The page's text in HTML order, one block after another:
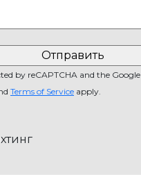
by reCAPTCHA and the Google
Terms of Service apply.